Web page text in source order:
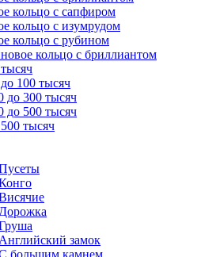
кольцо с сапфиром
кольцо с изумрудом
кольцо с рубином
кольцо с бриллиантом
100 тысяч
до 300 тысяч
до 500 тысяч
тысяч
Дорожка
Английский замок
большим камнем